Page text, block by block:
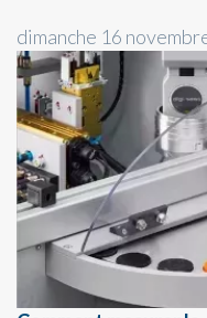
dimanche 16